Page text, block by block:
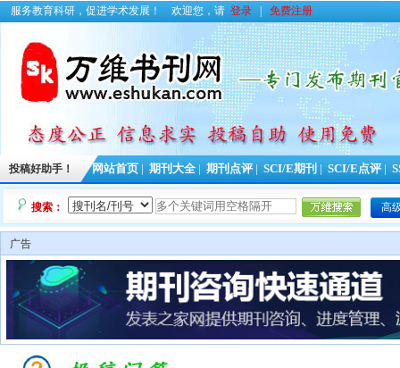
服务教育科研，促进学术发展！ 欢迎您，请 登录 免费注册
投稿好助手！ 网站首页 期刊大全 期刊点评 SCI/E期刊 SCI/E点评
搜索： 高
广告